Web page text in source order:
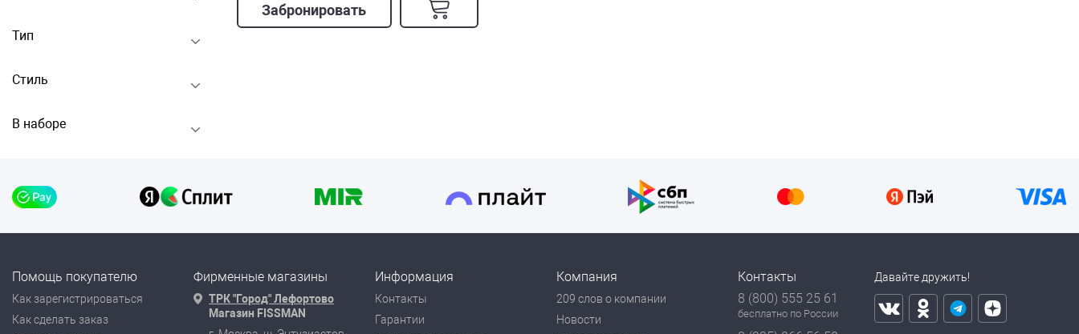
Тип
Стиль
В наборе
Забронировать
Помощь покупателю
Как зарегистрироваться
Как сделать заказ
Фирменные магазины
ТРК "Город" Лефортово
Магазин FISSMAN
Информация
Контакты
Гарантии
Компания
209 слов о компании
Новости
Контакты
8 (800) 555 25 61
бесплатно по России
Давайте дружить!